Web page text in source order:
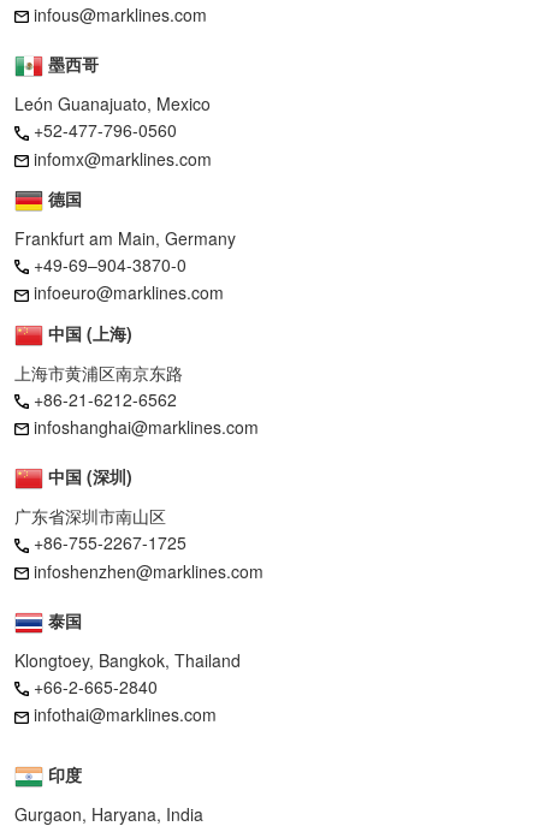
infous@marklines.com
墨西哥
León Guanajuato, Mexico
+52-477-796-0560
infomx@marklines.com
德国
Frankfurt am Main, Germany
+49-69–904-3870-0
infoeuro@marklines.com
中国 (上海)
上海市黄浦区南京东路
+86-21-6212-6562
infoshanghai@marklines.com
中国 (深圳)
广东省深圳市南山区
+86-755-2267-1725
infoshenzhen@marklines.com
泰国
Klongtoey, Bangkok, Thailand
+66-2-665-2840
infothai@marklines.com
印度
Gurgaon, Haryana, India